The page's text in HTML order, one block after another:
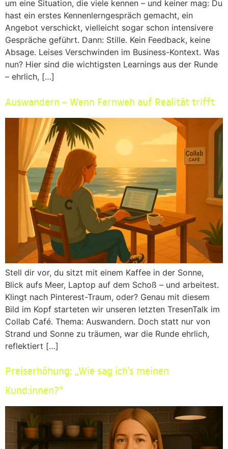
um eine Situation, die viele kennen – und keiner mag: Du
hast ein erstes Kennenlerngespräch gemacht, ein
Angebot verschickt, vielleicht sogar schon intensivere
Gespräche geführt. Dann: Stille. Kein Feedback, keine
Absage. Leises Verschwinden im Business-Kontext. Was
nun? Hier sind die wichtigsten Learnings aus der Runde
– ehrlich, […]
Auswandern – Wenn Fernweh auf Realität trifft
Stell dir vor, du sitzt mit einem Kaffee in der Sonne,
Blick aufs Meer, Laptop auf dem Schoß – und arbeitest.
Klingt nach Pinterest-Traum, oder? Genau mit diesem
Bild im Kopf starteten wir unseren letzten TresenTalk im
Collab Café. Thema: Auswandern. Doch statt nur von
Strand und Sonne zu träumen, war die Runde ehrlich,
reflektiert […]
Preiserhöhung: „Wie sag ich’s meinen
Kund:innen?“